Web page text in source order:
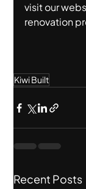
visit our
renovation
Kiwi Built
Recent Posts